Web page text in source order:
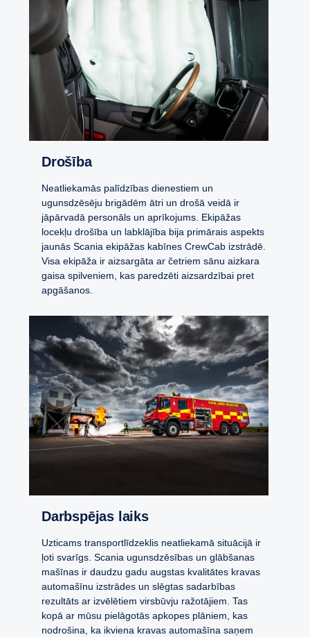
Drošība
Neatliekamās palīdzības dienestiem un
ugunsdzēsēju brigādēm ātri un drošā veidā ir
jāpārvadā personāls un aprīkojums. Ekipāžas
locekļu drošība un labklājība bija primārais aspekts
jaunās Scania ekipāžas kabīnes CrewCab izstrādē.
Visa ekipāža ir aizsargāta ar četriem sānu aizkara
gaisa spilveniem, kas paredzēti aizsardzībai pret
apgāšanos.
Darbspējas laiks
Uzticams transportlīdzeklis neatliekamā situācijā ir
ļoti svarīgs. Scania ugunsdzēsības un glābšanas
mašīnas ir daudzu gadu augstas kvalitātes kravas
automašīnu izstrādes un slēgtas sadarbības
rezultāts ar izvēlētiem virsbūvju ražotājiem. Tas
kopā ar mūsu pielāgotās apkopes plāniem, kas
nodrošina, ka ikviena kravas automašīna saņem